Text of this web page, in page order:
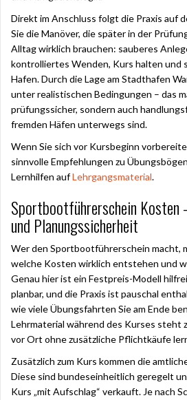
Direkt im Anschluss folgt die Praxis auf
Sie die Manöver, die später in der
Alltag wirklich brauchen: sauberes
kontrolliertes Wenden, Kurs halten und
Hafen. Durch die Lage am Stadthafen
unter realistischen Bedingungen – das
prüfungssicher, sondern auch
fremden Häfen unterwegs sind.
Wenn Sie sich vor Kursbeginn
sinnvolle Empfehlungen zu
Lernhilfen aufLehrgangsmaterial.
Sportbootführerschein Kosten
und Planungssicherheit
Wer den Sportbootführerschein macht,
welche Kosten wirklich entstehen und
Genau hier ist ein Festpreis-Modell
planbar, und die Praxis ist pauschal
wie viele Übungsfahrten Sie am Ende
Lehrmaterial während des Kurses steht
vor Ort ohne zusätzliche Pflichtkäufe
Zusätzlich zum Kurs kommen die
Diese sind bundeseinheitlich geregelt
Kurs „mit Aufschlag“ verkauft. Je nach